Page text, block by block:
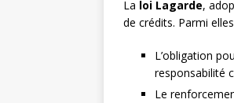
La loi Lagarde,
de crédits. Parmi
L’obligation
responsabilité
Le